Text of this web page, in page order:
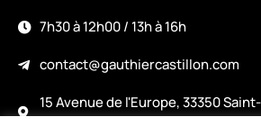
7h30 à 12h00 / 13h à 16h
contact@gauthiercastillon.com
15 Avenue de l'Europe, 33350
Castillon